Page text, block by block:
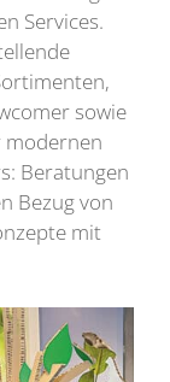
Services.
sowie
modernen
Beratungen
Bezug von
mit